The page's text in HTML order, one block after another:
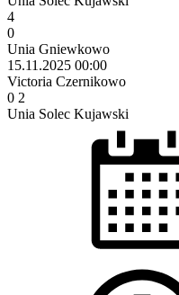
4
0
Unia Gniewkowo
15.11.2025 00:00
Victoria Czernikowo
0 2
Unia Solec Kujawski